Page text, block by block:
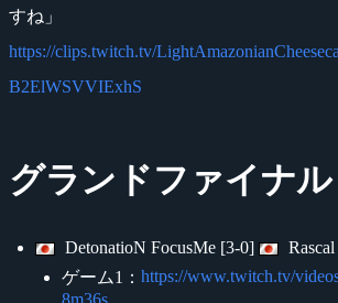
すね」
https://clips.twitch.tv/
B2ElWSVVIExhS
グランドファイナル
DetonatioN FocusMe [3-0]
Rascal
ゲーム1： https://www.twitch.tv/